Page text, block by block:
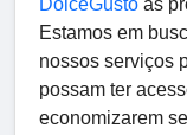
DolceGusto as
Estamos em
nossos serviços
possam ter
economizarem